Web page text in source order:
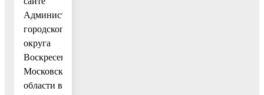
Администрации
городского
округа
Воскресенск
Московской
области в